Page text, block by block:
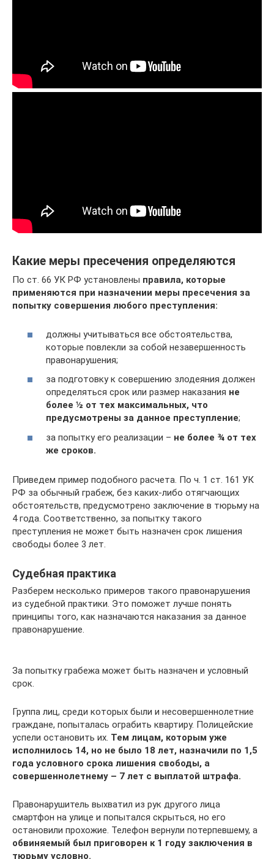
Какие меры пресечения определяются
По ст. 66 УК РФ установлены правила, которые
применяются при назначении меры пресечения за
попытку совершения любого преступления:
должны учитываться все обстоятельства,
которые повлекли за собой незавершенность
правонарушения;
за подготовку к совершению злодеяния должен
определяться срок или размер наказания не
более ½ от тех максимальных, что
предусмотрены за данное преступление;
за попытку его реализации – не более ¾ от тех
же сроков.
Приведем пример подобного расчета. По ч. 1 ст. 161 УК
РФ за обычный грабеж, без каких-либо отягчающих
обстоятельств, предусмотрено заключение в тюрьму на
4 года. Соответственно, за попытку такого
преступления не может быть назначен срок лишения
свободы более 3 лет.
Судебная практика
Разберем несколько примеров такого правонарушения
из судебной практики. Это поможет лучше понять
принципы того, как назначаются наказания за данное
правонарушение.
За попытку грабежа может быть назначен и условный
срок.
Группа лиц, среди которых были и несовершеннолетние
граждане, попыталась ограбить квартиру. Полицейские
успели остановить их. Тем лицам, которым уже
исполнилось 14, но не было 18 лет, назначили по 1,5
года условного срока лишения свободы, а
совершеннолетнему – 7 лет с выплатой штрафа.
Правонарушитель выхватил из рук другого лица
смартфон на улице и попытался скрыться, но его
остановили прохожие. Телефон вернули потерпевшему, а
обвиняемый был приговорен к 1 году заключения в
тюрьму условно.